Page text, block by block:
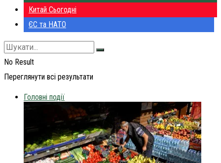
Китай Сьогодні
ЄС та НАТО
No Result
Переглянути всі результати
Головні події